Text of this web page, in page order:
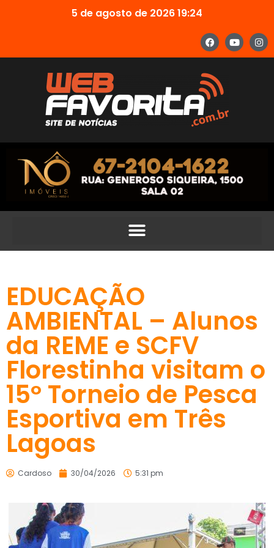
5 de agosto de 2026 19:24
EDUCAÇÃO
AMBIENTAL – Alunos
da REME e SCFV
Florestinha visitam o
15º Torneio de Pesca
Esportiva em Três
Lagoas
Cardoso 30/04/2026 5:31 pm